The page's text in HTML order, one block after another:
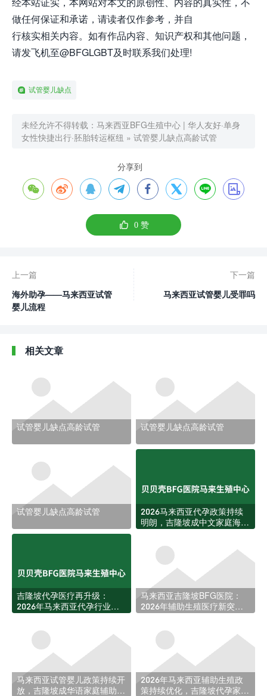
做任何保证和承诺，请读者仅作参考，并自
行核实相关内容。如有作品内容、知识产权和其他问题，
请发飞机至@BFGLGBT及时联系我们处理!
试管婴儿缺点
未经允许不得转载： 马来西亚BFG生殖中心 | 华人友好·单身
女性快捷出行·胚胎转运枢纽 » 试管婴儿缺点高龄试管
分享到
       
 0赞
上一篇
海外助孕——马来西亚试管
婴儿流程
下一篇
马来西亚试管婴儿受罪吗
相关文章
试管婴儿缺点高龄试管 试管婴儿缺点高龄试管
试管婴儿缺点高龄试管
2026马来西亚代孕政策持续
明朗，吉隆坡成中文家庭海外
吉隆坡代孕医疗再升级：
2026年马来西亚代孕行业迎
马来西亚吉隆坡BFG医院：
2026年辅助生殖医疗新突
马来西亚试管婴儿政策持续开
放，吉隆坡成华语家庭辅助生
2026年马来西亚辅助生殖政
策持续优化，吉隆坡代孕家庭